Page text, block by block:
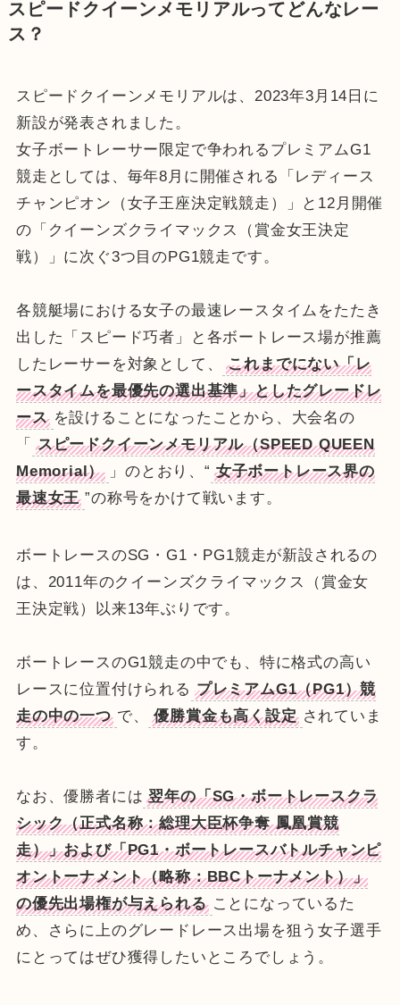
スピードクイーンメモリアルってどんなレー
ス？
スピードクイーンメモリアルは、2023年3月14日に
新設が発表されました。
女子ボートレーサー限定で争われるプレミアムG1
競走としては、毎年8月に開催される「レディース
チャンピオン（女子王座決定戦競走）」と12月開催
の「クイーンズクライマックス（賞金女王決定
戦）」に次ぐ3つ目のPG1競走です。
各競艇場における女子の最速レースタイムをたたき
出した「スピード巧者」と各ボートレース場が推薦
したレーサーを対象として、
これまでにない「レ
ースタイムを最優先の選出基準」としたグレードレ
ース を設けることになったことから、大会名の
「
スピードクイーンメモリアル（SPEED QUEEN
Memorial） 」のとおり、“ 女子ボートレース界の
最速女王 ”の称号をかけて戦います。
ボートレースのSG・G1・PG1競走が新設されるの
は、2011年のクイーンズクライマックス（賞金女
王決定戦）以来13年ぶりです。
ボートレースのG1競走の中でも、特に格式の高い
レースに位置付けられる プレミアムG1（PG1）競
走の中の一つ で、 優勝賞金も高く設定 されていま
す。
なお、優勝者には 翌年の「SG・ボートレースクラ
シック（正式名称：総理大臣杯争奪 鳳凰賞競
走）」および「PG1・ボートレースバトルチャンピ
オントーナメント（略称：BBCトーナメント）」
の優先出場権が与えられる ことになっているた
め、さらに上のグレードレース出場を狙う女子選手
にとってはぜひ獲得したいところでしょう。